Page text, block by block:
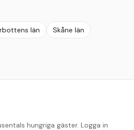
län
Skåne län
hungriga gäster. Logga in